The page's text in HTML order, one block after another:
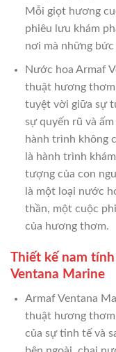
Mỗi giọt hương
phiêu lưu khám
nơi mà những
Nước hoa Armaf
thuật hương thơm
tuyệt vời giữa sự
sự quyến rũ và
hành trình không
là hành trình
tượng của con
là một loại nước
thần, một cuộc
của hương thơm.
Thiết kế nam
Ventana Marine
Armaf Ventana
thuật hương
của sự tinh tế và